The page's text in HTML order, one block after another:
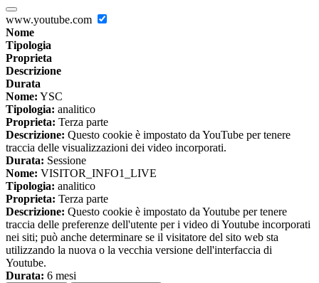
www.youtube.com
Nome
Tipologia
Proprieta
Descrizione
Durata
Nome: YSC
Tipologia: analitico
Proprieta: Terza parte
Descrizione: Questo cookie è impostato da YouTube per tenere
traccia delle visualizzazioni dei video incorporati.
Durata: Sessione
Nome: VISITOR_INFO1_LIVE
Tipologia: analitico
Proprieta: Terza parte
Descrizione: Questo cookie è impostato da Youtube per tenere
traccia delle preferenze dell'utente per i video di Youtube incorporati
nei siti; può anche determinare se il visitatore del sito web sta
utilizzando la nuova o la vecchia versione dell'interfaccia di
Youtube.
Durata: 6 mesi